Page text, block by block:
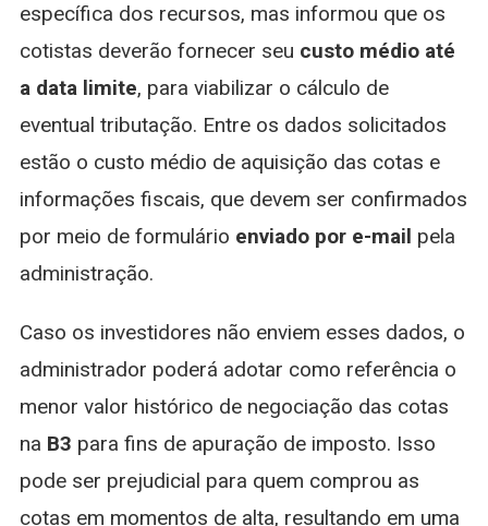
específica dos recursos, mas informou que os
cotistas deverão fornecer seu custo médio até
a data limite, para viabilizar o cálculo de
eventual tributação. Entre os dados solicitados
estão o custo médio de aquisição das cotas e
informações fiscais, que devem ser confirmados
por meio de formulário enviado por e-mail pela
administração.
Caso os investidores não enviem esses dados, o
administrador poderá adotar como referência o
menor valor histórico de negociação das cotas
na B3 para fins de apuração de imposto. Isso
pode ser prejudicial para quem comprou as
cotas em momentos de alta, resultando em uma